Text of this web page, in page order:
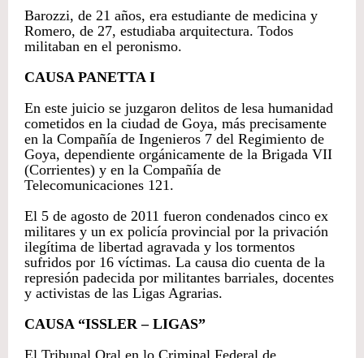
Barozzi, de 21 años, era estudiante de medicina y
Romero, de 27, estudiaba arquitectura. Todos
militaban en el peronismo.
CAUSA PANETTA I
En este juicio se juzgaron delitos de lesa humanidad
cometidos en la ciudad de Goya, más precisamente
en la Compañía de Ingenieros 7 del Regimiento de
Goya, dependiente orgánicamente de la Brigada VII
(Corrientes) y en la Compañía de
Telecomunicaciones 121.
El 5 de agosto de 2011 fueron condenados cinco ex
militares y un ex policía provincial por la privación
ilegítima de libertad agravada y los tormentos
sufridos por 16 víctimas. La causa dio cuenta de la
represión padecida por militantes barriales, docentes
y activistas de las Ligas Agrarias.
CAUSA “ISSLER – LIGAS”
El Tribunal Oral en lo Criminal Federal de